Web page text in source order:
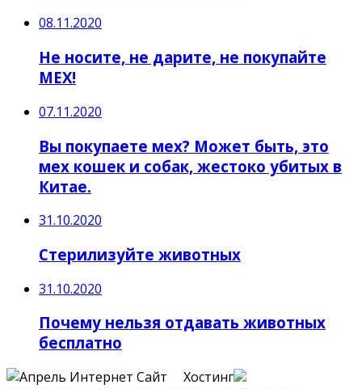
08.11.2020
Не носите, не дарите, не покупайте
МЕХ!
07.11.2020
Вы покупаете мех? Может быть, это
мех кошек и собак, жестоко убитых в
Китае.
31.10.2020
Стерилизуйте животных
31.10.2020
Почему нельзя отдавать животных
бесплатно
Сайт Хостинг